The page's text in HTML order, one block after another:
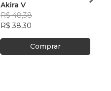
Serenity IDOL 1
(pequeno) - Folha branca
Akira V
R$ 48,38
R$ 38,30
Comprar
Akira